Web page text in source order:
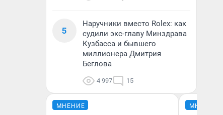
5
Наручники вместо Rolex: как
судили экс-главу Минздрава
Кузбасса и бывшего
миллионера Дмитрия
Беглова
4 997 15
МНЕНИЕ МНЕНИЕ